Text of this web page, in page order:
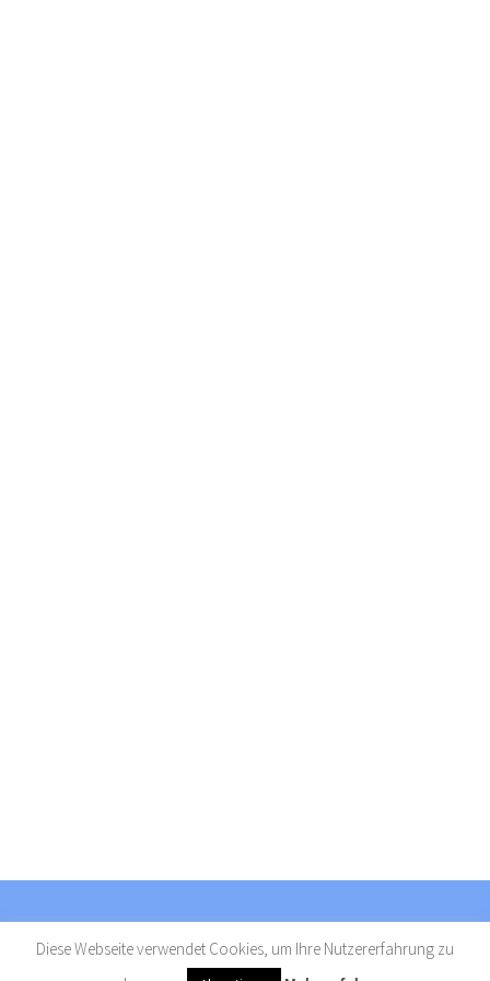
Diese Webseite verwendet Cookies, um Ihre Nutzererfahrung zu